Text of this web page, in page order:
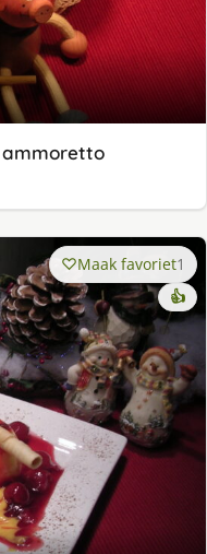
ammoretto
Maak favoriet1
👍